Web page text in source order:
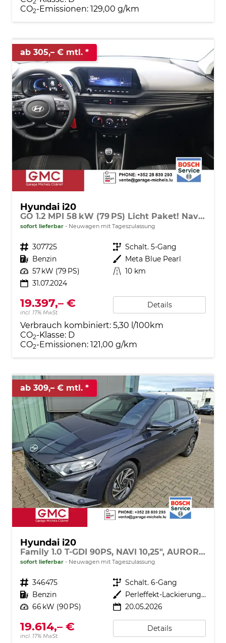
CO2-Emissionen: 129,00 g/km
ab 305,– € mtl.
Hyundai i20
GO 1.2 MPI 58 kW (79 PS) Licht Paket! Navigationssystem, Bluetooth, DAB, Klimaanlage, Rückfahrkamera, Apple CarPlay, Android Auto, PDC hinten, Sitzheizung, Lenkradheizung, Spurassistent, Tempomat uvm.
sofort lieferbar Neuwagen mit Tageszulassung
Fahrzeugnr. 307725 Getriebe Schalt. 5-Gang
Kraftstoff Benzin Außenfarbe Meta Blue Pearl
Leistung 57 kW (79 PS) Kilometerstand 10 km
31.07.2024
19.397,– €
incl. 17% MwSt.
Details
Verbrauch kombiniert: 5,30 l/100km
CO2-Klasse: D
CO2-Emissionen: 121,00 g/km
ab 309,– € mtl.
Hyundai i20
Family 1.0 T-GDI 90PS, NAVI 10,25", AURORA-GRAU METALLIC, Winter-Pack: Sitzheizung + Lenkradheizung, 16" ALU, Klimaautomatik, Privacy-Glas, Parksensoren hinten, Rückfahrkamera, Tempomat, Lederlenkrad, Reserverad, Alarm, Armlehne, 4x elektr. Fensterheber
sofort lieferbar Neuwagen mit Tageszulassung
Fahrzeugnr. 346475 Getriebe Schalt. 6-Gang
Kraftstoff Benzin Außenfarbe
Perleffekt-Lackierung Aurora-Grey
Leistung 66 kW (90 PS) 20.05.2026
19.614,– €
incl. 17% MwSt.
Details